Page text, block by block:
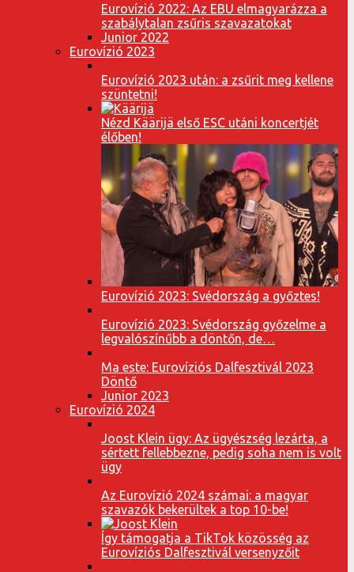
Eurovízió 2022: Az EBU elmagyarázza a
szabálytalan zsűris szavazatokat
Junior 2022
Eurovízió 2023
Eurovízió 2023 után: a zsűrit meg kellene
szüntetni!
Nézd Käärijä első ESC utáni koncertjét
élőben!
Eurovízió 2023: Svédország a győztes!
Eurovízió 2023: Svédország győzelme a
legvalószínűbb a döntőn, de…
Ma este: Eurovíziós Dalfesztivál 2023
Döntő
Junior 2023
Eurovízió 2024
Joost Klein ügy: Az ügyészség lezárta, a
sértett fellebbezne, pedig soha nem is volt
ügy
Az Eurovízió 2024 számai: a magyar
szavazók bekerültek a top 10-be!
Így támogatja a TikTok közösség az
Eurovíziós Dalfesztivál versenyzőit